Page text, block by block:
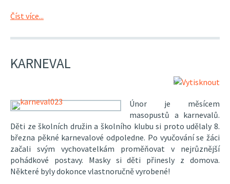
Číst více...
KARNEVAL
Únor je měsícem
masopustů a karnevalů.
Děti ze školních družin a školního klubu si proto udělaly 8.
března pěkné karnevalové odpoledne. Po vyučování se žáci
začali svým vychovatelkám proměňovat v nejrůznější
pohádkové postavy. Masky si děti přinesly z domova.
Některé byly dokonce vlastnoručně vyrobené!